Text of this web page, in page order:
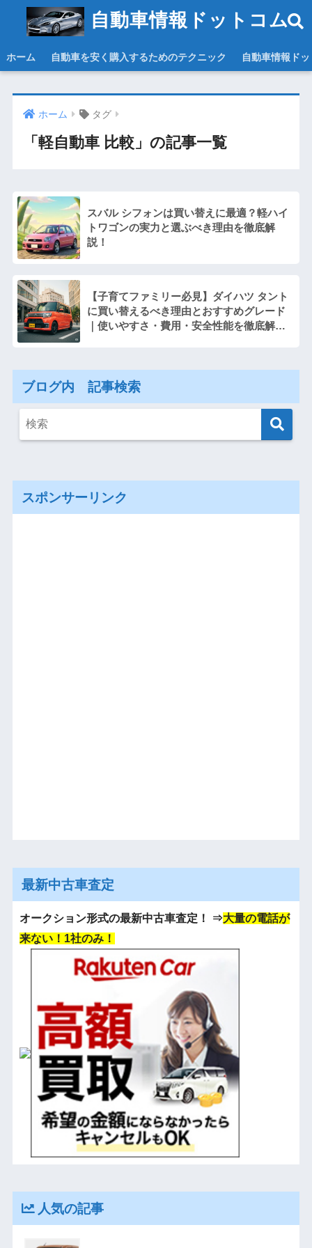
自動車情報ドットコム
ホーム 自動車を安く購入するためのテクニック 自動車情報ド
ホーム タグ
「軽自動車 比較」の記事一覧
スバル シフォンは買い替えに最適？軽ハイ
トワゴンの実力と選ぶべき理由を徹底解
説！
【子育てファミリー必見】ダイハツ タント
に買い替えるべき理由とおすすめグレード
｜使いやすさ・費用・安全性能を徹底解
ブログ内 記事検索
スポンサーリンク
最新中古車査定
オークション形式の最新中古車査定！ ⇒大量の電話が
来ない！1社のみ！
人気の記事